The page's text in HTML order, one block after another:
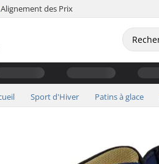
Alignement des Prix
Sport d'Hiver Patins à glace